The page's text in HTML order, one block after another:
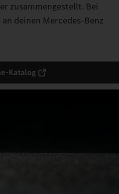
zusammengestellt. Bei
deinen Mercedes‑Benz
Katalog